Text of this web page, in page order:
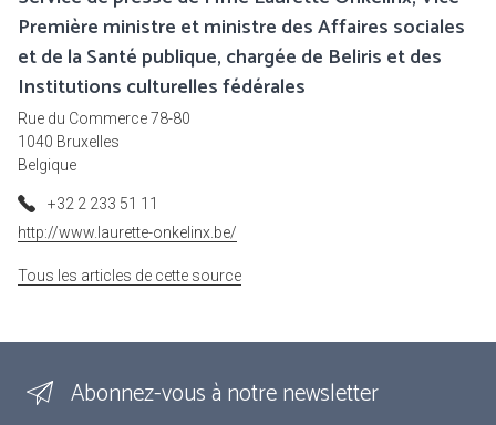
Première ministre et ministre des Affaires sociales
et de la Santé publique, chargée de Beliris et des
Institutions culturelles fédérales
Rue du Commerce 78-80
1040 Bruxelles
Belgique
+32 2 233 51 11
http://www.laurette-onkelinx.be/
Tous les articles de cette source
Abonnez-vous à notre newsletter